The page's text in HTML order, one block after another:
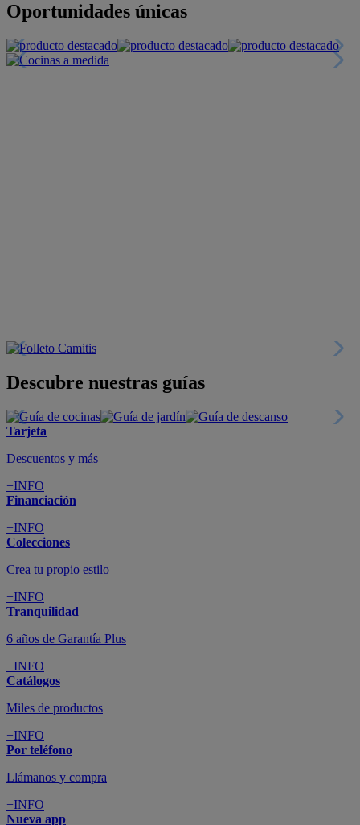
Oportunidades únicas
Descubre nuestras guías
Tarjeta
Descuentos y más
+INFO
Financiación
+INFO
Colecciones
Crea tu propio estilo
+INFO
Tranquilidad
6 años de Garantía Plus
+INFO
Catálogos
Miles de productos
+INFO
Por teléfono
Llámanos y compra
+INFO
Nueva app